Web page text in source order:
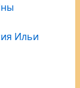
Ильи